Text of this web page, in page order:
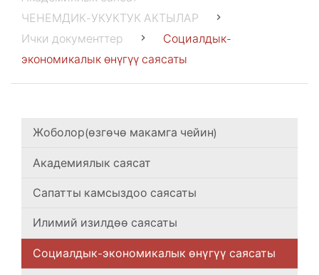
ЧЕНЕМДИК-УКУКТУК АКТЫЛАР
Ички документтер
Социалдык-
экономикалык өнүгүү саясаты
Жоболор(өзгөчө макамга чейин)
Академиялык саясат
Сапатты камсыздоо саясаты
Илимий изилдөө саясаты
Социалдык-экономикалык өнүгүү саясаты